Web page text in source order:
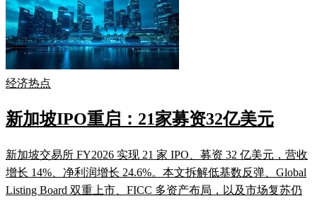
经济热点
新加坡IPO重启：21家募资32亿美元
新加坡交易所 FY2026 实现 21 家 IPO、募资 32 亿美元，营收
增长 14%、净利润增长 24.6%。本文拆解低基数反弹、Global
Listing Board 双重上市、FICC 多资产布局，以及市场复苏仍